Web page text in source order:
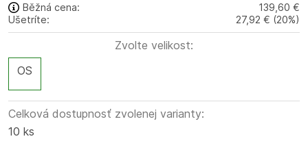
Běžná cena:
139,60 €
Ušetríte:
27,92 € (20%)
Zvolte velikost:
OS
Celková dostupnosť zvolenej varianty:
10 ks